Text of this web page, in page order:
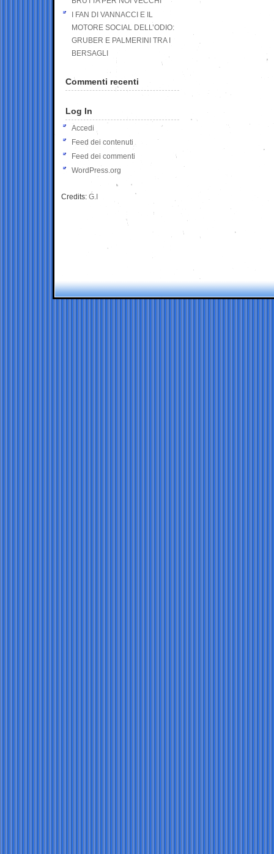
I FAN DI VANNACCI E IL
MOTORE SOCIAL DELL’ODIO:
GRUBER E PALMERINI TRA I
BERSAGLI
Commenti recenti
Log In
Accedi
Feed dei contenuti
Feed dei commenti
WordPress.org
Credits: G.I